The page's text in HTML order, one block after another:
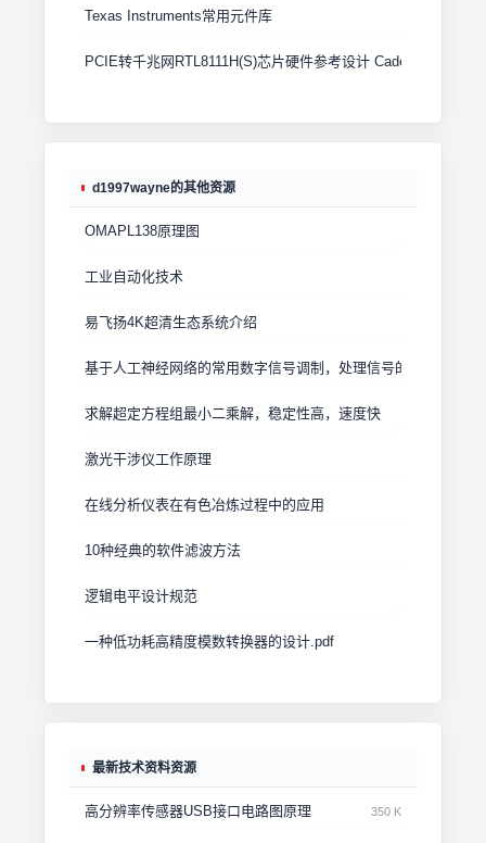
Texas Instruments常用元件库
PCIE转千兆网RTL8111H(S)芯片硬件参考设计 Cadence原理图
d1997wayne的其他资源
OMAPL138原理图
工业自动化技术
易飞扬4K超清生态系统介绍
基于人工神经网络的常用数字信号调制，处理信号的时频分析
求解超定方程组最小二乘解，稳定性高，速度快
激光干涉仪工作原理
在线分析仪表在有色冶炼过程中的应用
10种经典的软件滤波方法
逻辑电平设计规范
一种低功耗高精度模数转换器的设计.pdf
最新技术资料资源
高分辨率传感器USB接口电路图原理 350 K